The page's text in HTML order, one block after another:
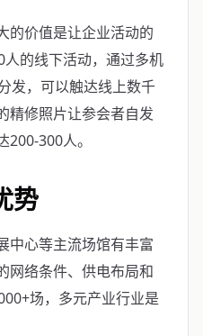
的价值是让企业活动的
的线下活动，通过多机
发，可以触达线上数千
精修照片让参会者自发
300人。
势
中心等主流场馆有丰富
网络条件、供电布局和
场，多元产业行业是